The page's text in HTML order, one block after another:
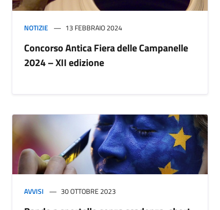
NOTIZIE 13 FEBBRAIO 2024
Concorso Antica Fiera delle Campanelle
2024 – XII edizione
AVVISI 30 OTTOBRE 2023